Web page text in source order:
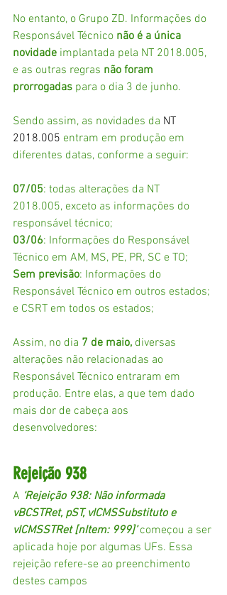
No entanto, o Grupo ZD. Informações do
Responsável Técnico não é a única
novidade implantada pela NT 2018.005,
e as outras regras não foram
prorrogadas para o dia 3 de junho.
Sendo assim, as novidades da NT
2018.005 entram em produção em
diferentes datas, conforme a seguir:
07/05: todas alterações da NT
2018.005, exceto as informações do
responsável técnico;
03/06: Informações do Responsável
Técnico em AM, MS, PE, PR, SC e TO;
Sem previsão: Informações do
Responsável Técnico em outros estados;
e CSRT em todos os estados;
Assim, no dia 7 de maio, diversas
alterações não relacionadas ao
Responsável Técnico entraram em
produção. Entre elas, a que tem dado
mais dor de cabeça aos
desenvolvedores:
Rejeição 938
A ‘Rejeição 938: Não informada
vBCSTRet, pST, vICMSSubstituto e
vICMSSTRet [nItem: 999]’ começou a ser
aplicada hoje por algumas UFs. Essa
rejeição refere-se ao preenchimento
destes campos